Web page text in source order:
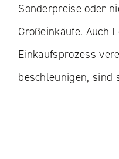
Sonderpreise oder
Großeinkäufe. Auch
Einkaufsprozess
beschleunigen, sind